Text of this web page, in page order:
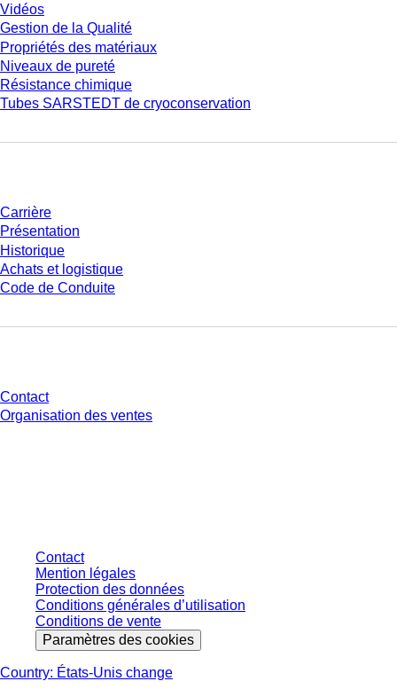
Vidéos
Gestion de la Qualité
Propriétés des matériaux
Niveaux de pureté
Résistance chimique
Tubes SARSTEDT de cryoconservation
Carrière
Présentation
Historique
Achats et logistique
Code de Conduite
Contact
Organisation des ventes
Contact
Mention légales
Protection des données
Conditions générales d’utilisation
Conditions de vente
Paramètres des cookies
Country: États-Unis change